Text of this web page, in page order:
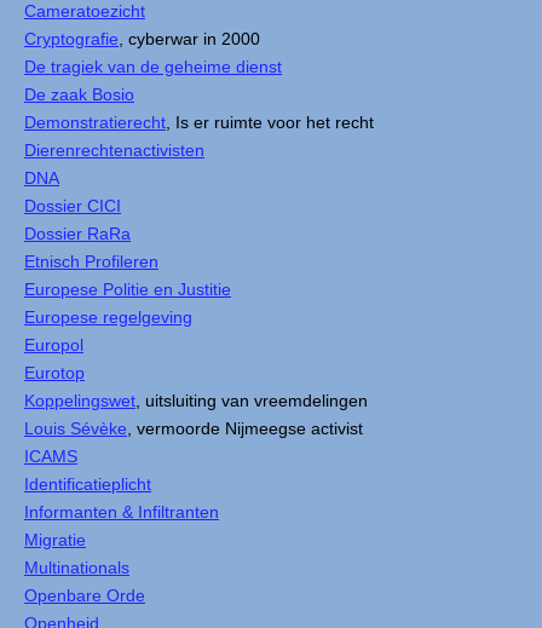
Cameratoezicht
Cryptografie , cyberwar in 2000
De tragiek van de geheime dienst
De zaak Bosio
Demonstratierecht , Is er ruimte voor het recht
Dierenrechtenactivisten
DNA
Dossier CICI
Dossier RaRa
Etnisch Profileren
Europese Politie en Justitie
Europese regelgeving
Europol
Eurotop
Koppelingswet , uitsluiting van vreemdelingen
Louis Sévèke , vermoorde Nijmeegse activist
ICAMS
Identificatieplicht
Informanten & Infiltranten
Migratie
Multinationals
Openbare Orde
Openheid